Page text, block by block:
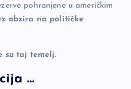
pohranjene u američkim
obzira na političke
su taj temelj.
…